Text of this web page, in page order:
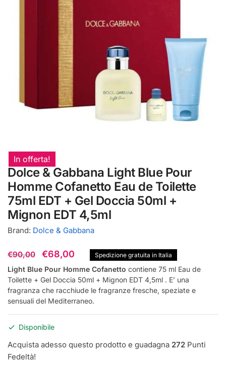
In offerta!
Dolce & Gabbana Light Blue Pour
Homme Cofanetto Eau de Toilette
75ml EDT + Gel Doccia 50ml +
Mignon EDT 4,5ml
Brand: Dolce & Gabbana
€90,00
Il
prezzo
originale
era:
€90,00.
€68,00
prezzo
attuale
è:
€68,00.
Spedizione gratuita in Italia
Light Blue Pour Homme Cofanetto contiene 75 ml Eau de
Toilette + Gel Doccia 50ml + Mignon EDT 4,5ml . E’ una
fragranza che racchiude le fragranze fresche, speziate e
sensuali del Mediterraneo.
Disponibile
Acquista adesso questo prodotto e guadagna 272 Punti
Fedeltà!